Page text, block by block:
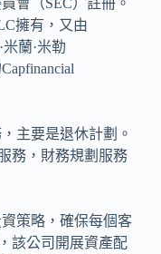
擁有，又由
蘭·米勒
主要是退休計劃。
務，財務規劃服務
策略，確保每個客
該公司開展資產配